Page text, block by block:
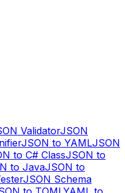
ValidatorJSON
JSON to YAMLJSON
to C# ClassJSON to
to JavaJSON to
JSON Schema